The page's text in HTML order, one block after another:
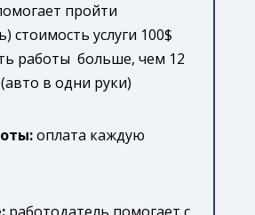
пройти
стоимость услуги 100$
работы больше, чем 12
в одни руки)
оплата каждую